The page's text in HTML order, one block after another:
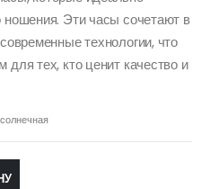
ношения. Эти часы сочетают в
технологии, что
тех, кто ценит качество и
солнечная